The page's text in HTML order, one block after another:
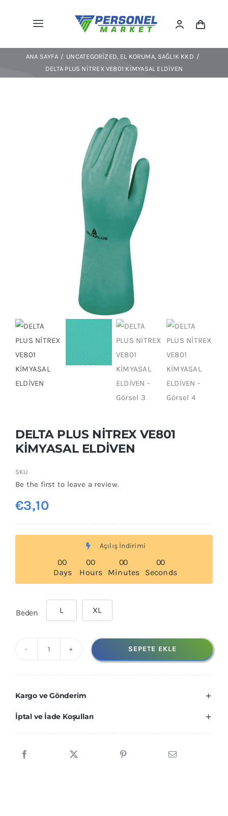
Toggle
Navigation
Kıyafetler
Ayakkabılar
ANA SAYFA UNCATEGORIZED EL KORUMA SAĞLIK KKD
DELTA PLUS NİTREX VE801 KİMYASAL ELDİVEN
DELTA PLUS NİTREX VE801
KİMYASAL ELDİVEN
SKU
Be the first to leave a review.
€3,10
Açılış İndirimi
00
Days
00
Hours
00
Minutes
00
Seconds
Beden

L XL
VE801
KİMYASAL
SEPETE EKLE
Kargo ve Gönderim
İptal ve İade Koşulları